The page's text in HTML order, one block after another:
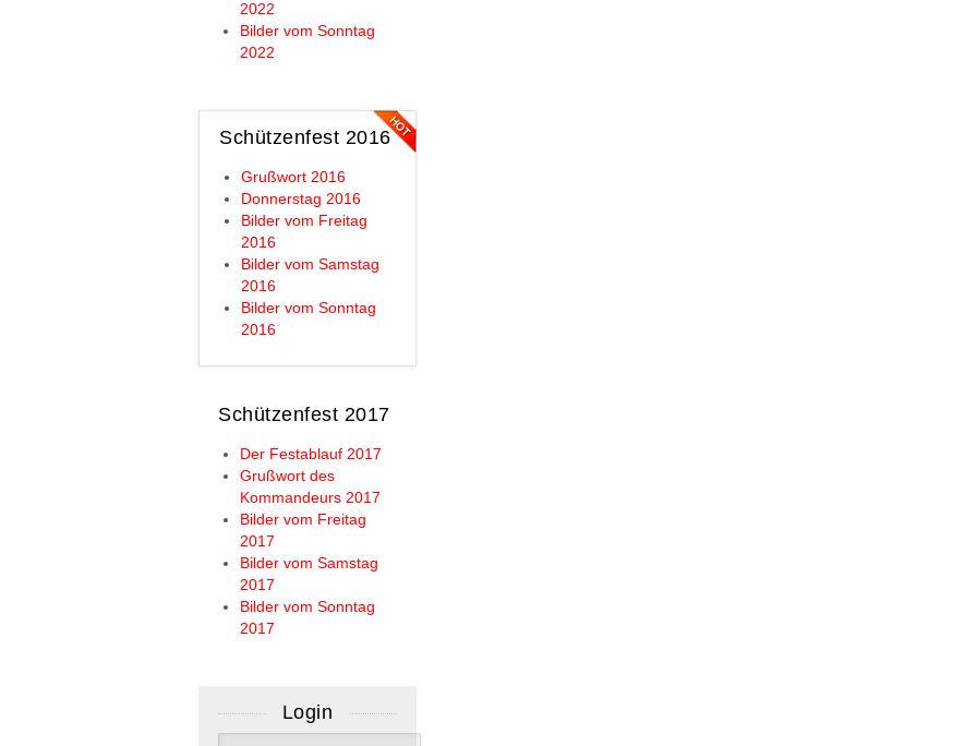
2022
Bilder vom Sonntag
2022
Schützenfest 2016
Grußwort 2016
Donnerstag 2016
Bilder vom Freitag
2016
Bilder vom Samstag
2016
Bilder vom Sonntag
2016
Schützenfest 2017
Der Festablauf 2017
Grußwort des
Kommandeurs 2017
Bilder vom Freitag
2017
Bilder vom Samstag
2017
Bilder vom Sonntag
2017
Login